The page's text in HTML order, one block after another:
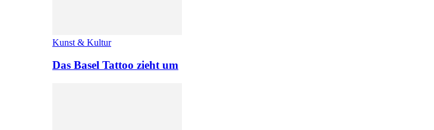
Kunst & Kultur
Das Basel Tattoo zieht um